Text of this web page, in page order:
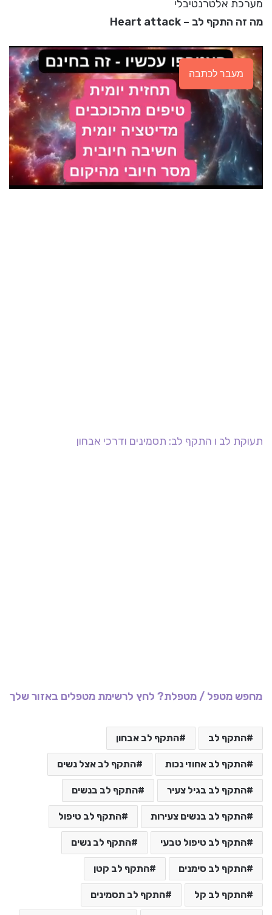
מערכת אלטרנטיבלי
מה זה התקף לב – Heart attack
מעבר לכתבה
תעוקת לב ו התקף לב: תסמינים ודרכי אבחון
מחפש מטפל / מטפלת? לחץ לרשימת מטפלים באזור שלך
התקף לב התקף לב אבחון
התקף לב אחוזי נכות התקף לב אצל נשים
התקף לב בגיל צעיר התקף לב בנשים
התקף לב בנשים צעירות התקף לב טיפול
התקף לב טיפול טבעי התקף לב נשים
התקף לב סימנים התקף לב קטן
התקף לב קל התקף לב תסמינים